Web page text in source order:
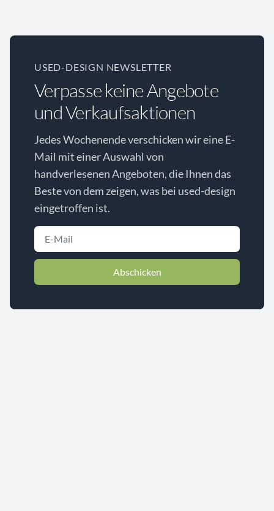
USED-DESIGN NEWSLETTER
Verpasse keine Angebote
und Verkaufsaktionen
Jedes Wochenende verschicken wir eine E-
Mail mit einer Auswahl von
handverlesenen Angeboten, die Ihnen das
Beste von dem zeigen, was bei used-design
eingetroffen ist.
Abschicken